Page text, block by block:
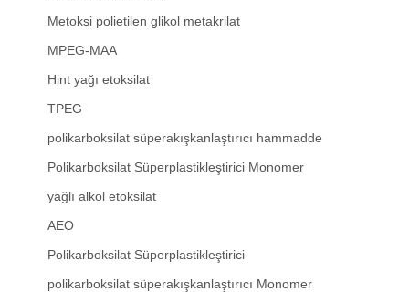
Metoksi polietilen glikol metakrilat
MPEG-MAA
Hint yağı etoksilat
TPEG
polikarboksilat süperakışkanlaştırıcı hammadde
Polikarboksilat Süperplastikleştirici Monomer
yağlı alkol etoksilat
AEO
Polikarboksilat Süperplastikleştirici
polikarboksilat süperakışkanlaştırıcı Monomer